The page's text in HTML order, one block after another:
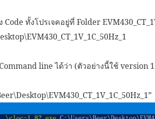
Code ทั้งโปรเจคอยู่ที่ Folder
line ได้ว่า (ตัวอย่างนี้ใช้ version